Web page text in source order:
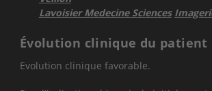
Lavoisier Medecine Sciences
Évolution clinique du patient
Evolution clinique favorable.